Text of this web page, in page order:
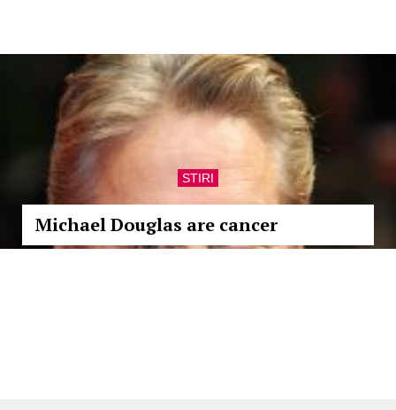
STIRI
Michael Douglas are cancer